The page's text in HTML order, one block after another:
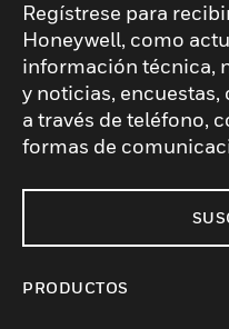
Regístrese para
Honeywell, como
información técnica,
y noticias, encuestas,
a través de teléfono,
formas de
PRODUCTOS